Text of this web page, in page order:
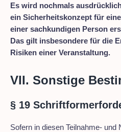
Es wird nochmals
ein Sicherheitskonzept für
einer sachkundigen Person
Das gilt insbesondere für die
Risiken einer Veranstaltung.
VII. Sonstige
§ 19
Sofern in diesen Teilnahme- und